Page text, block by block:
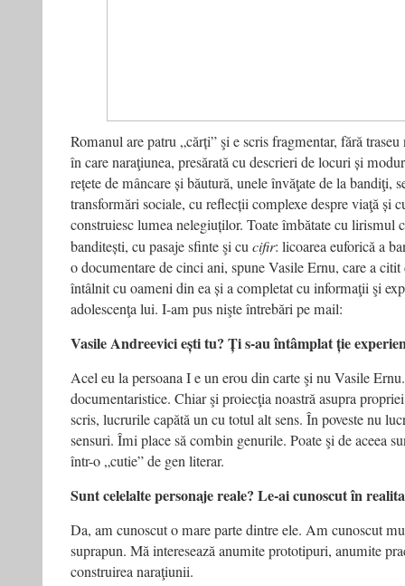
Romanul are patru „cărți” şi e scris fragmentar, fără
în care naraţiunea, presărată cu descrieri de locuri și
rețete de mâncare și băutură, unele învăţate de la bandiţi,
transformări sociale, cu reflecții complexe despre viaţă și
construiesc lumea nelegiuților. Toate îmbătate cu lirismul
banditești, cu pasaje sfinte şi cucifir: licoarea euforică a
o documentare de cinci ani, spune Vasile Ernu, care a citit
întâlnit cu oameni din ea și a completat cu informaţii şi
adolescenţa lui. I-am pus nişte întrebări pe mail:
Vasile Andreevici ești tu? Ți s-au întâmplat ție
Acel eu la persoana I e un erou din carte şi nu Vasile
documentaristice. Chiar şi proiecţia noastră asupra
scris, lucrurile capătă un cu totul alt sens. În poveste nu
sensuri. Îmi place să combin genurile. Poate şi de aceea
într-o „cutie” de gen literar.
Sunt celelalte personaje reale? Le-ai cunoscut în
Da, am cunoscut o mare parte dintre ele. Am cunoscut
suprapun. Mă interesează anumite prototipuri, anumite
construirea naraţiunii.